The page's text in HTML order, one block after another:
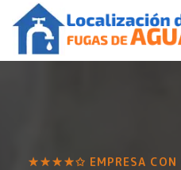
★★★★✩ EMPRESA CON